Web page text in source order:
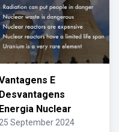
E
Desvantagens
Energia Nuclear
25 September 2024